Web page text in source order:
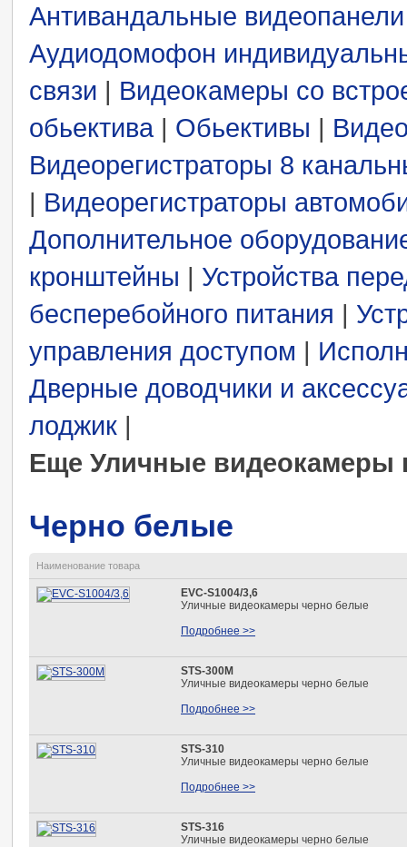
Антивандальные видеопанели
Аудиодомофон
связи | Видеокамеры со
обьектива| Обьективы |
Видеорегистраторы 8
| Видеорегистраторы
Дополнительное
кронштейны | Устройства
бесперебойного питания |
управления доступом |
Дверные доводчики и
лоджик |
Еще Уличные
Черно белые
Наименование товара
EVC-S1004/3,6
Уличные видеокамеры черно белые
Подробнее >>
STS-300М
Уличные видеокамеры черно белые
Подробнее >>
STS-310
Уличные видеокамеры черно белые
Подробнее >>
STS-316
Уличные видеокамеры черно белые